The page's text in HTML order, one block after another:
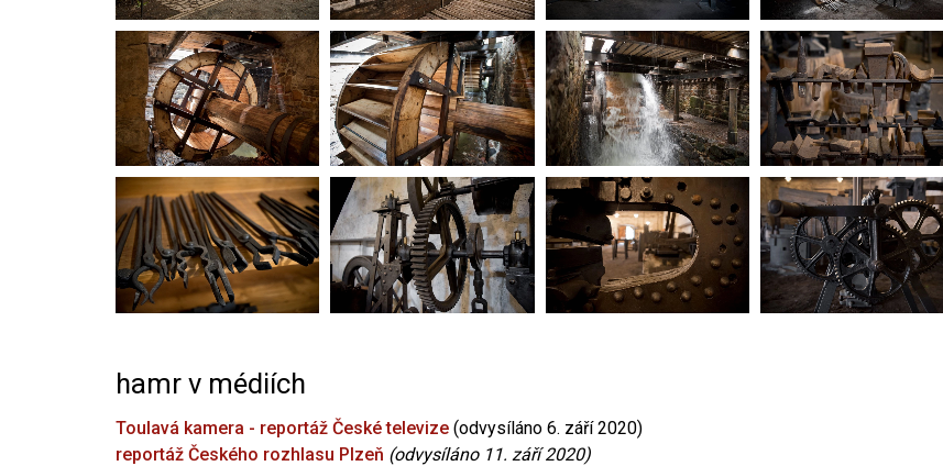
hamr v médiích
Toulavá kamera - reportáž České televize (odvysíláno 6. září 2020)
reportáž Českého rozhlasu Plzeň (odvysíláno 11. září 2020)